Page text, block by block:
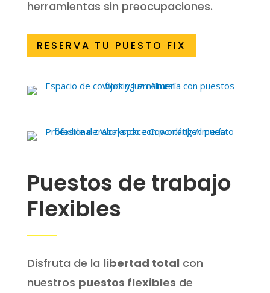
herramientas sin preocupaciones.
RESERVA TU PUESTO FIX
Puestos de trabajo
Flexibles
Disfruta de la libertad total con
nuestros puestos flexibles de